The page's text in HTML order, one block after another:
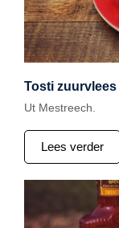
Tosti zuurvlees
Ut Mestreech.
Lees verder